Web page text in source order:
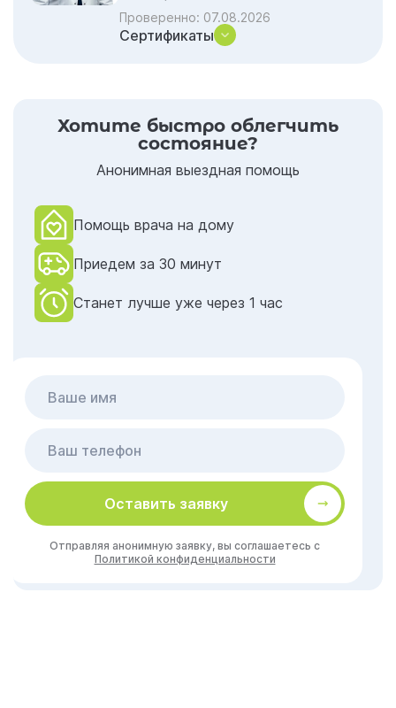
Проверенно: 07.08.2026
Сертификаты
Хотите быстро облегчить
состояние?
Анонимная выездная помощь
Помощь врача на дому
Приедем за 30 минут
Станет лучше уже через 1 час
Оставить заявку
Отправляя анонимную заявку, вы соглашаетесь с
Политикой конфиденциальности